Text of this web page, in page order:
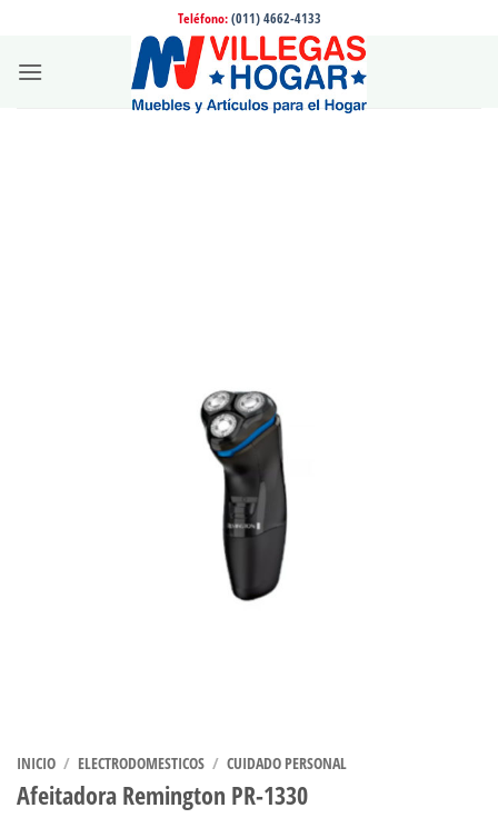
contenido
Teléfono: (011) 4662-4133
INICIO / ELECTRODOMESTICOS / CUIDADO PERSONAL
Afeitadora Remington PR-1330